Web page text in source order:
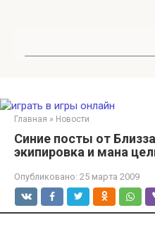
Главная » Новости
Синие посты от
экипировка и мана
Опубликовано: 25 марта 2009